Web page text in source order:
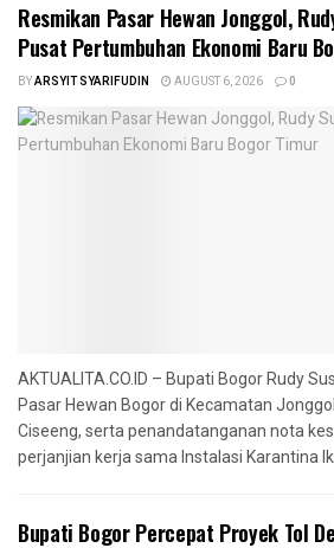
Resmikan Pasar Hewan Jonggol,
Pusat Pertumbuhan Ekonomi Baru
BYARSYIT SYARIFUDIN AUGUST 6, 2026 0
AKTUALITA.CO.ID – Bupati Bogor Rudy
Pasar Hewan Bogor di Kecamatan
Ciseeng, serta penandatanganan nota
perjanjian kerja sama Instalasi Karantina
Bupati Bogor Percepat Proyek Tol